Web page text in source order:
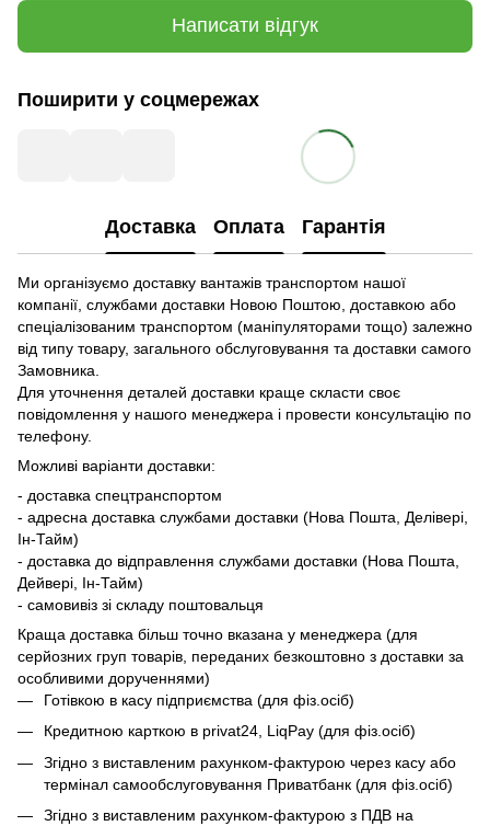
Написати відгук
Поширити у соцмережах
Доставка Оплата Гарантія
Ми організуємо доставку вантажів транспортом нашої
компанії, службами доставки Новою Поштою, доставкою або
спеціалізованим транспортом (маніпуляторами тощо) залежно
від типу товару, загального обслуговування та доставки самого
Замовника.
Для уточнення деталей доставки краще скласти своє
повідомлення у нашого менеджера і провести консультацію по
телефону.
Можливі варіанти доставки:
- доставка спецтранспортом
- адресна доставка службами доставки (Нова Пошта, Делівері,
Ін-Тайм)
- доставка до відправлення службами доставки (Нова Пошта,
Дейвері, Ін-Тайм)
- самовивіз зі складу поштовальця
Краща доставка більш точно вказана у менеджера (для
серйозних груп товарів, переданих безкоштовно з доставки за
особливими дорученнями)
Готівкою в касу підприємства (для фіз.осіб)
Кредитною карткою в privat24, LiqPay (для фіз.осіб)
Згідно з виставленим рахунком-фактурою через касу або
термінал самообслуговування Приватбанк (для фіз.осіб)
Згідно з виставленим рахунком-фактурою з ПДВ на